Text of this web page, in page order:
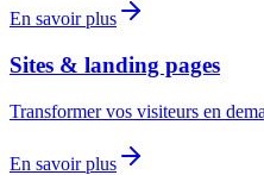
En savoir plus
Sites & landing pages
Transformer vos visiteurs en
En savoir plus